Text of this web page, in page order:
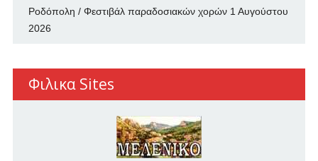
Ροδόπολη / Φεστιβάλ παραδοσιακών χορών 1 Αυγούστου
2026
Φιλικα Sites